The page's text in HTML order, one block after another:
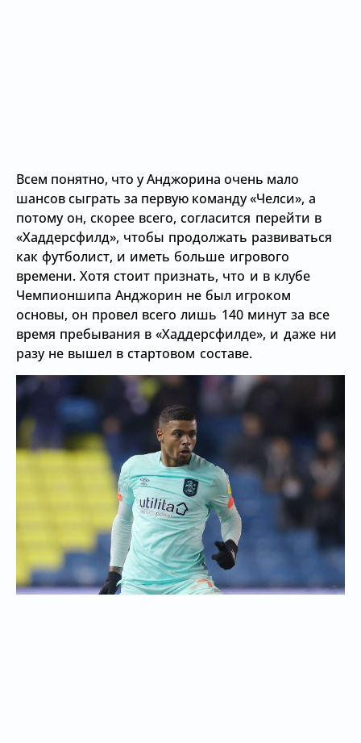
Всем понятно, что у Анджорина очень мало
шансов сыграть за первую команду«Челси», а
потому он, скорее всего, согласится перейти в
«Хаддерсфилд», чтобы продолжать развиваться
как футболист, и иметь больше игрового
времени. Хотя стоит признать, что и в клубе
Чемпионшипа Анджорин не был игроком
основы, он провел всего лишь 140 минут за все
время пребывания в«Хаддерсфилде», и даже ни
разу не вышел в стартовом составе.